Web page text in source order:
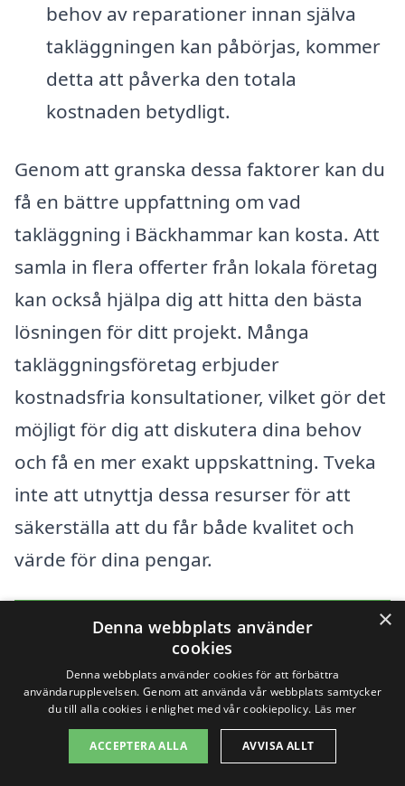
behov av reparationer innan själva
takläggningen kan påbörjas, kommer
detta att påverka den totala
kostnaden betydligt.
Genom att granska dessa faktorer kan du
få en bättre uppfattning om vad
takläggning i Bäckhammar kan kosta. Att
samla in flera offerter från lokala företag
kan också hjälpa dig att hitta den bästa
lösningen för ditt projekt. Många
takläggningsföretag erbjuder
kostnadsfria konsultationer, vilket gör det
möjligt för dig att diskutera dina behov
och få en mer exakt uppskattning. Tveka
inte att utnyttja dessa resurser för att
säkerställa att du får både kvalitet och
värde för dina pengar.
Få 3 erbjudanden, gratis och utan
Sök efter en
×
Denna webbplats använder
cookies
Denna webbplats använder cookies för att förbättra
användarupplevelsen. Genom att använda vår webbplats samtycker
du till alla cookies i enlighet med vår cookiepolicy. Läs mer
ACCEPTERA ALLA AVVISA ALLT